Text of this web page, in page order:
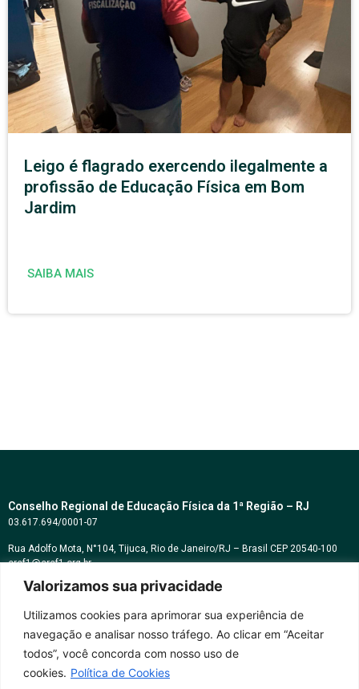
Valorizamos sua privacidade
Utilizamos cookies para aprimorar sua experiência de
navegação e analisar nosso tráfego. Ao clicar em “Aceitar
todos”, você concorda com nosso uso de
cookies. Política de Cookies
Leigo é flagrado exercendo ilegalmente a
profissão de Educação Física em Bom
Jardim
SAIBA MAIS
Conselho Regional de Educação Física da 1ª Região – RJ
03.617.694/0001-07
Rua Adolfo Mota, N°104, Tijuca, Rio de Janeiro/RJ – Brasil CEP 20540-100
cref1@cref1.org.br
Assessoria de comunicação:
Horários de atendimento:
Whatsapp: (21) 2569-2398